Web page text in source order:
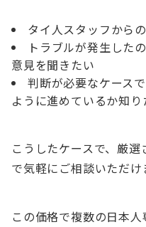
タイ人スタッフからの
トラブルが発生した
意見を聞きたい
判断が必要なケースで
ように進めているか知り
こうしたケースで、厳
で気軽にご相談いただけ
この価格で複数の日本